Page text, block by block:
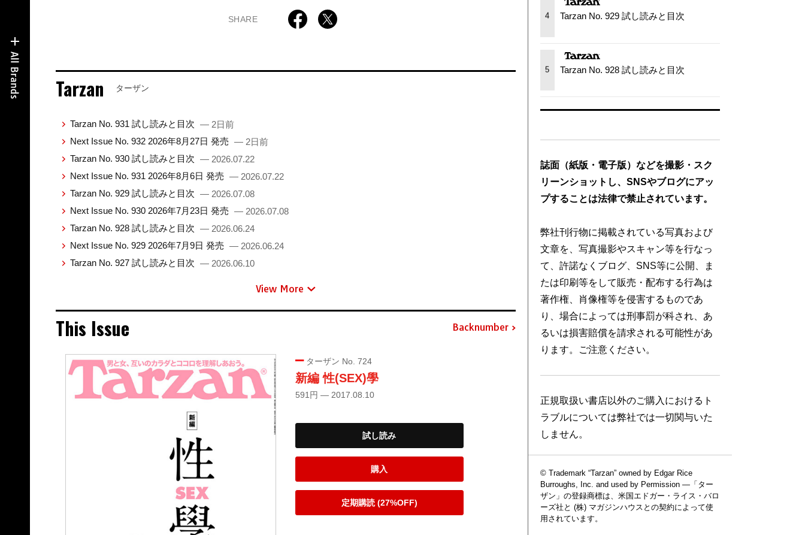
SHARE
Tarzan ターザン
Tarzan No. 931 試し読みと目次 — 2日前
Next Issue No. 932 2026年8月27日 発売 — 2日前
Tarzan No. 930 試し読みと目次 — 2026.07.22
Next Issue No. 931 2026年8月6日 発売 — 2026.07.22
Tarzan No. 929 試し読みと目次 — 2026.07.08
Next Issue No. 930 2026年7月23日 発売 — 2026.07.08
Tarzan No. 928 試し読みと目次 — 2026.06.24
Next Issue No. 929 2026年7月9日 発売 — 2026.06.24
Tarzan No. 927 試し読みと目次 — 2026.06.10
View More
This Issue Backnumber
ターザン No. 724
新編 性(SEX)學
591円 — 2017.08.10
試し読み
購入
定期購読 (27%OFF)
4 Tarzan No. 929 試し読みと目次
5 Tarzan No. 928 試し読みと目次
誌面（紙版・電子版）などを撮影・スク
リーンショットし、SNSやブログにアッ
プすることは法律で禁止されています。
弊社刊行物に掲載されている写真および
文章を、写真撮影やスキャン等を行なっ
て、許諾なくブログ、SNS等に公開、ま
たは印刷等をして販売・配布する行為は
著作権、肖像権等を侵害するものであ
り、場合によっては刑事罰が科され、あ
るいは損害賠償を請求される可能性があ
ります。ご注意ください。
正規取扱い書店以外のご購入におけるト
ラブルについては弊社では一切関与いた
しません。
© Trademark “Tarzan” owned by Edgar Rice
Burroughs, Inc. and used by Permission —「ター
ザン」の登録商標は、米国エドガー・ライス・バロ
ーズ社と (株) マガジンハウスとの契約によって使
用されています。